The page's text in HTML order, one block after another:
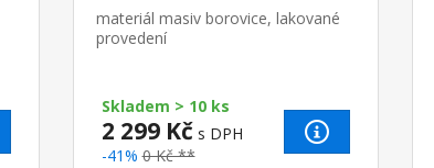
materiál masiv borovice, lakované
provedení
Skladem > 10 ks
2 299 Kč s DPH
-41% 0 Kč **